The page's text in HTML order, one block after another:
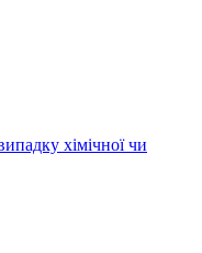
хімічної чи